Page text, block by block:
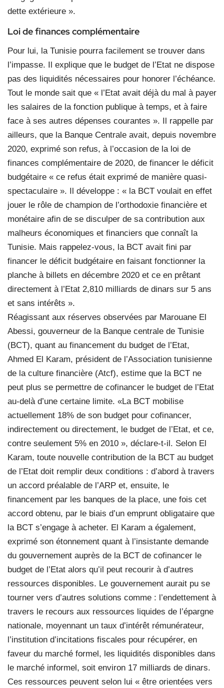
dette extérieure ».
Loi de finances complémentaire
Pour lui, la Tunisie pourra facilement se trouver dans
l’impasse. Il explique que le budget de l’Etat ne dispose
pas des liquidités nécessaires pour honorer l’échéance.
Tout le monde sait que « l’Etat avait déjà du mal à payer
les salaires de la fonction publique à temps, et à faire
face à ses autres dépenses courantes ». Il rappelle par
ailleurs, que la Banque Centrale avait, depuis novembre
2020, exprimé son refus, à l’occasion de la loi de
finances complémentaire de 2020, de financer le déficit
budgétaire « ce refus était exprimé de manière quasi-
spectaculaire ». Il développe : « la BCT voulait en effet
jouer le rôle de champion de l’orthodoxie financière et
monétaire afin de se disculper de sa contribution aux
malheurs économiques et financiers que connaît la
Tunisie. Mais rappelez-vous, la BCT avait fini par
financer le déficit budgétaire en faisant fonctionner la
planche à billets en décembre 2020 et ce en prêtant
directement à l’Etat 2,810 milliards de dinars sur 5 ans
et sans intérêts ».
Réagissant aux réserves observées par Marouane El
Abessi, gouverneur de la Banque centrale de Tunisie
(BCT), quant au financement du budget de l’Etat,
Ahmed El Karam, président de l’Association tunisienne
de la culture financière (Atcf), estime que la BCT ne
peut plus se permettre de cofinancer le budget de l’Etat
au-delà d’une certaine limite. «La BCT mobilise
actuellement 18% de son budget pour cofinancer,
indirectement ou directement, le budget de l’Etat, et ce,
contre seulement 5% en 2010 », déclare-t-il. Selon El
Karam, toute nouvelle contribution de la BCT au budget
de l’Etat doit remplir deux conditions : d’abord à travers
un accord préalable de l’ARP et, ensuite, le
financement par les banques de la place, une fois cet
accord obtenu, par le biais d’un emprunt obligataire que
la BCT s’engage à acheter. El Karam a également,
exprimé son étonnement quant à l’insistante demande
du gouvernement auprès de la BCT de cofinancer le
budget de l’Etat alors qu’il peut recourir à d’autres
ressources disponibles. Le gouvernement aurait pu se
tourner vers d’autres solutions comme : l’endettement à
travers le recours aux ressources liquides de l’épargne
nationale, moyennant un taux d’intérêt rémunérateur,
l’institution d’incitations fiscales pour récupérer, en
faveur du marché formel, les liquidités disponibles dans
le marché informel, soit environ 17 milliards de dinars.
Ces ressources peuvent selon lui « être orientées vers